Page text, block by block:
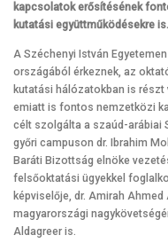
kapcsolatok erősítésének
kutatási együttműködésekre is.
A Széchenyi István
országából érkeznek, az
kutatási hálózatokban is
emiatt is fontos nemzetközi
célt szolgálta a szaúd-arábiai
győri campuson dr. Ibrahim
Baráti Bizottság elnöke
felsőoktatási ügyekkel
képviselője, dr. Amirah
magyarországi
Aldagreer is.